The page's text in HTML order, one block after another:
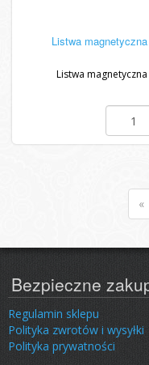
Listwa
Listwa
«
Bezpieczne
Regulamin sklepu
Polityka zwrotów i wysyłki
Polityka prywatności